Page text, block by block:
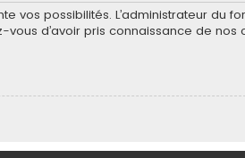
vos possibilités. L’administrateur du
d’avoir pris connaissance de nos